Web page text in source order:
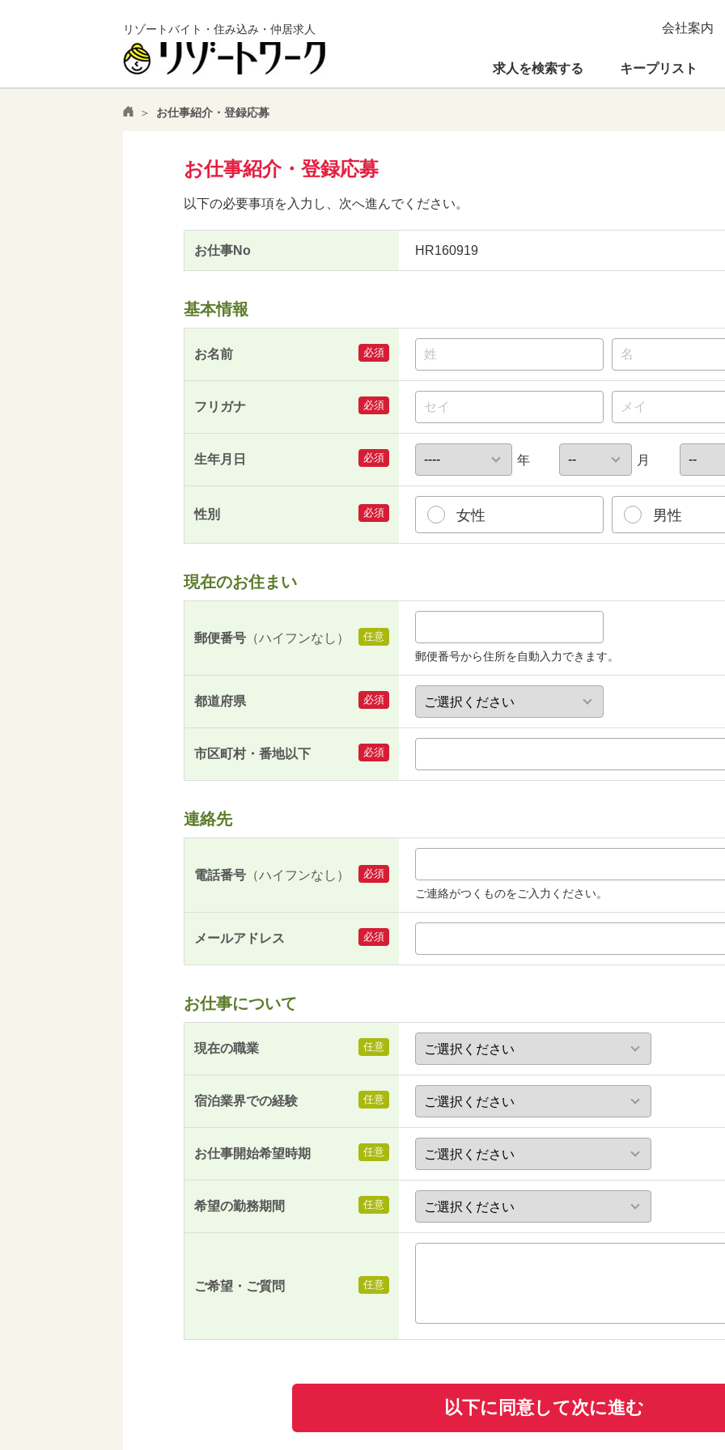
リゾートバイト・住み込み・仲居求人 会社案内
求人を検索する キープリスト
お仕事紹介・登録応募
お仕事紹介・登録応募
以下の必要事項を入力し、次へ進んでください。
お仕事No HR160919
基本情報
お名前 必須
フリガナ 必須
生年月日 必須 年 月
性別 必須 女性 男性
現在のお住まい
郵便番号 （ハイフンなし） 任意
郵便番号から住所を自動入力できます。
都道府県 必須
市区町村・番地以下 必須
連絡先
電話番号 （ハイフンなし） 必須
ご連絡がつくものをご入力ください。
メールアドレス 必須
お仕事について
現在の職業 任意
宿泊業界での経験 任意
お仕事開始希望時期 任意
希望の勤務期間 任意
ご希望・ご質問 任意
以下に同意して次に進む